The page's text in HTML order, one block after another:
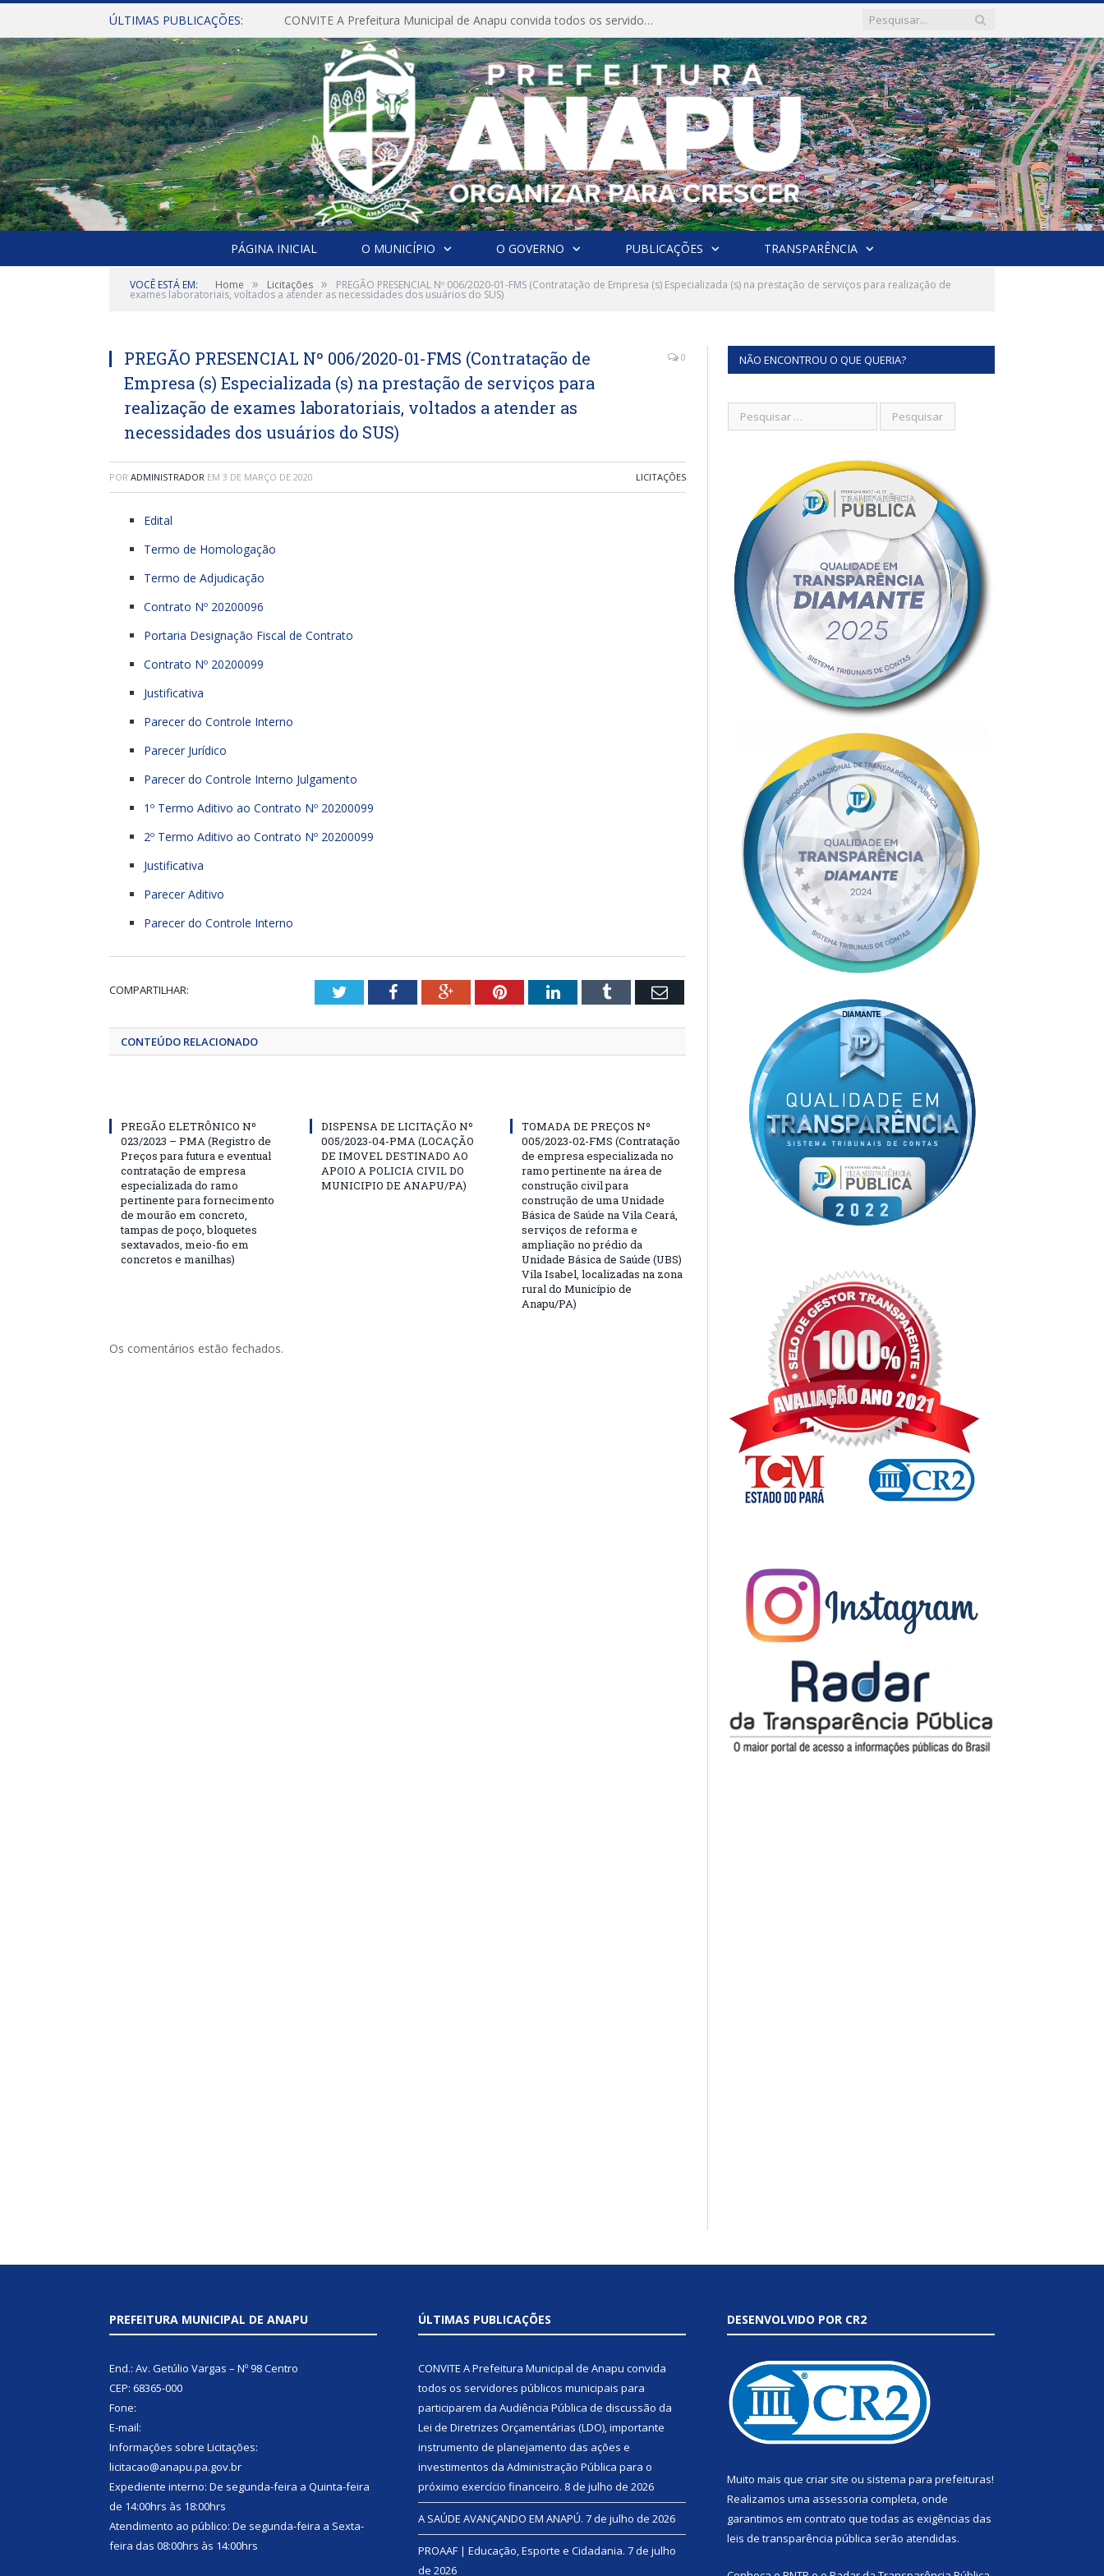
ÚLTIMAS PUBLICAÇÕES: CONVITE A Prefeitura Municipal de Anapu convida todos os servidores públicos municipais para participarem da Audiência Pública de discussão da Lei de Diretrizes Orçamentárias (LDO), importante instrumento de planejamento das ações e investimentos da Administração Pública para o próximo exercício financeiro.
PÁGINA INICIAL O MUNICÍPIO O GOVERNO PUBLICAÇÕES TRANSPARÊNCIA
VOCÊ ESTÁ EM: Home » Licitações » PREGÃO PRESENCIAL Nº 006/2020-01-FMS (Contratação de Empresa (s) Especializada (s) na prestação de serviços para realização de
exames laboratoriais, voltados a atender as necessidades dos usuários do SUS)
PREGÃO PRESENCIAL Nº 006/2020-01-FMS (Contratação de
Empresa (s) Especializada (s) na prestação de serviços para
realização de exames laboratoriais, voltados a atender as
necessidades dos usuários do SUS)
0
POR ADMINISTRADOR EM 3 DE MARÇO DE 2020 LICITAÇÕES
Edital
Termo de Homologação
Termo de Adjudicação
Contrato Nº 20200096
Portaria Designação Fiscal de Contrato
Contrato Nº 20200099
Justificativa
Parecer do Controle Interno
Parecer Jurídico
Parecer do Controle Interno Julgamento
1º Termo Aditivo ao Contrato Nº 20200099
2º Termo Aditivo ao Contrato Nº 20200099
Justificativa
Parecer Aditivo
Parecer do Controle Interno
COMPARTILHAR: TwitterFacebookGoogle+PinterestLinkedInTumblr Email
CONTEÚDO RELACIONADO
PREGÃO ELETRÔNICO Nº
023/2023 – PMA (Registro de
Preços para futura e eventual
contratação de empresa
especializada do ramo
pertinente para fornecimento
de mourão em concreto,
tampas de poço, bloquetes
sextavados, meio-fio em
concretos e manilhas)
DISPENSA DE LICITAÇÃO Nº
005/2023-04-PMA (LOCAÇÃO
DE IMOVEL DESTINADO AO
APOIO A POLICIA CIVIL DO
MUNICIPIO DE ANAPU/PA)
TOMADA DE PREÇOS Nº
005/2023-02-FMS (Contratação
de empresa especializada no
ramo pertinente na área de
construção civil para
construção de uma Unidade
Básica de Saúde na Vila Ceará,
serviços de reforma e
ampliação no prédio da
Unidade Básica de Saúde (UBS)
Vila Isabel, localizadas na zona
rural do Município de
Anapu/PA)
Os comentários estão fechados.
NÃO ENCONTROU O QUE QUERIA?
PREFEITURA MUNICIPAL DE ANAPU
End.: Av. Getúlio Vargas – Nº 98 Centro
CEP: 68365-000
Fone:
E-mail:
Informações sobre Licitações:
licitacao@anapu.pa.gov.br
Expediente interno: De segunda-feira a Quinta-feira
de 14:00hrs às 18:00hrs
Atendimento ao público: De segunda-feira a Sexta-
feira das 08:00hrs às 14:00hrs
ÚLTIMAS PUBLICAÇÕES
CONVITE A Prefeitura Municipal de Anapu convida
todos os servidores públicos municipais para
participarem da Audiência Pública de discussão da
Lei de Diretrizes Orçamentárias (LDO), importante
instrumento de planejamento das ações e
investimentos da Administração Pública para o
próximo exercício financeiro. 8 de julho de 2026
A SAÚDE AVANÇANDO EM ANAPÚ. 7 de julho de 2026
PROAAF | Educação, Esporte e Cidadania. 7 de julho
de 2026
DESENVOLVIDO POR CR2
Muito mais que criar site ou sistema para prefeituras!
Realizamos uma assessoria completa, onde
garantimos em contrato que todas as exigências das
leis de transparência pública serão atendidas.